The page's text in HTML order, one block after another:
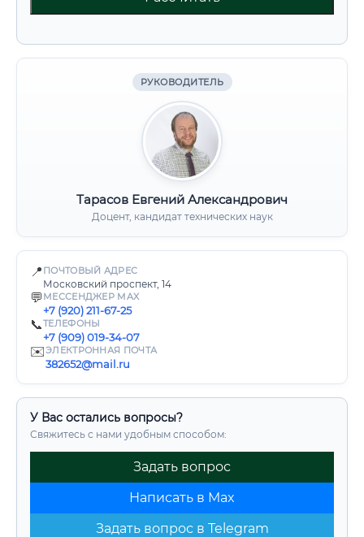
РУКОВОДИТЕЛЬ
Тарасов Евгений Александрович
Доцент, кандидат технических наук
📍 ПОЧТОВЫЙ АДРЕС
Московский проспект, 14
💬 МЕССЕНДЖЕР MAX
+7 (920) 211-67-25
📞ТЕЛЕФОНЫ
+7 (909) 019-34-07
✉️ЭЛЕКТРОННАЯ ПОЧТА
382652@mail.ru
У Вас остались вопросы?
Свяжитесь с нами удобным способом:
Задать вопрос
Написать в Max
Задать вопрос в Telegram